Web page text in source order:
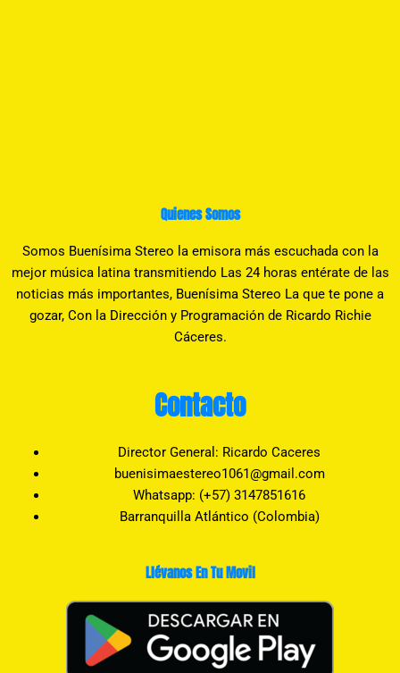
Quienes Somos
Somos Buenísima Stereo la emisora más escuchada con la
mejor música latina transmitiendo Las 24 horas entérate de las
noticias más importantes, Buenísima Stereo La que te pone a
gozar, Con la Dirección y Programación de Ricardo Richie
Cáceres.
Contacto
Director General: Ricardo Caceres
buenisimaestereo1061@gmail.com
Whatsapp: (+57) 3147851616
Barranquilla Atlántico (Colombia)
Llévanos En Tu Movil